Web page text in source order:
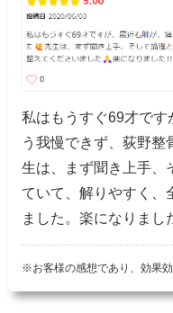
私はもうすぐ69才です
う我慢できず、荻野
生は、まず聞き上手、
ていて、解りやすく、
ました。楽になりまし
※お客様の感想であり、効果